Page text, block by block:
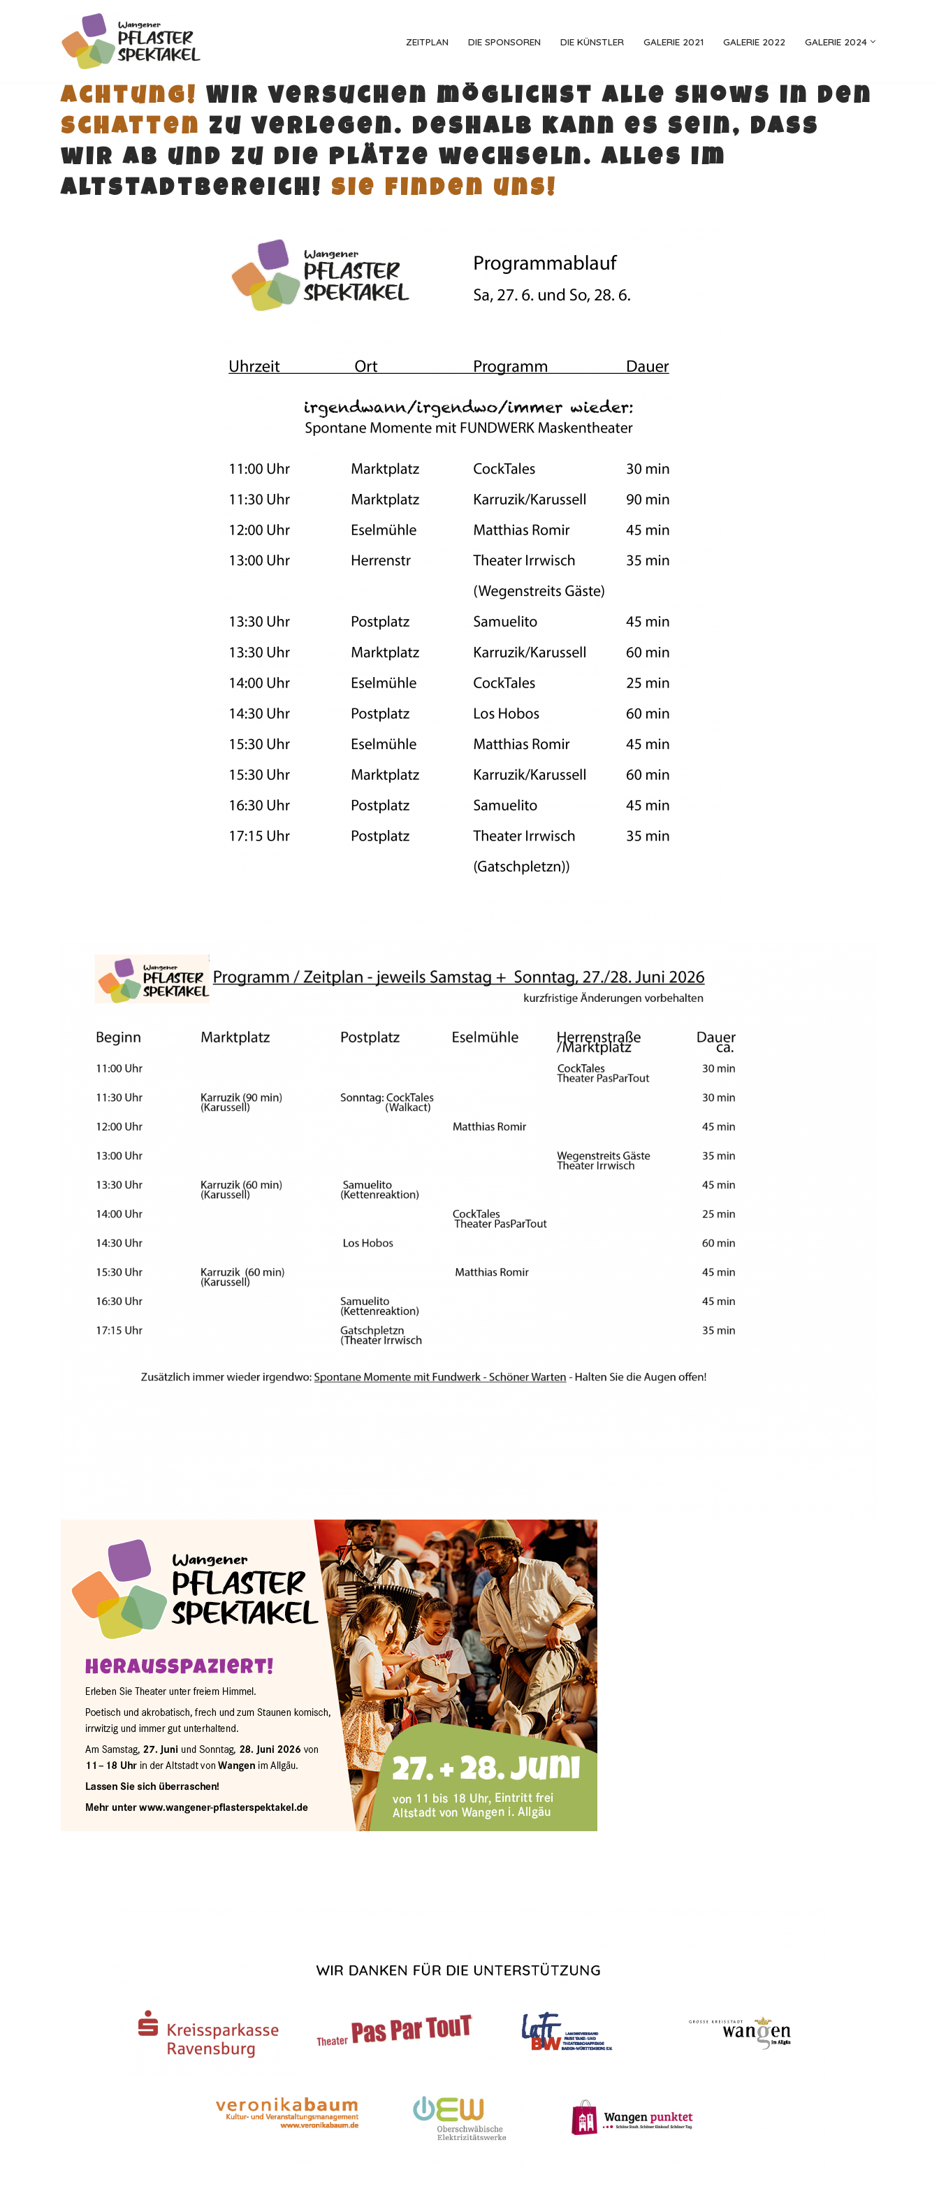
ZEITPLAN DIE SPONSOREN DIE KÜNSTLER GALERIE 2021 GALERIE 2022 GALERIE 2024
Achtung! Wir versuchen möglichst alle Shows in den
Schatten zu verlegen. Deshalb kann es sein, dass
wir ab und zu die Plätze wechseln. Alles im
Altstadtbereich! Sie finden uns!